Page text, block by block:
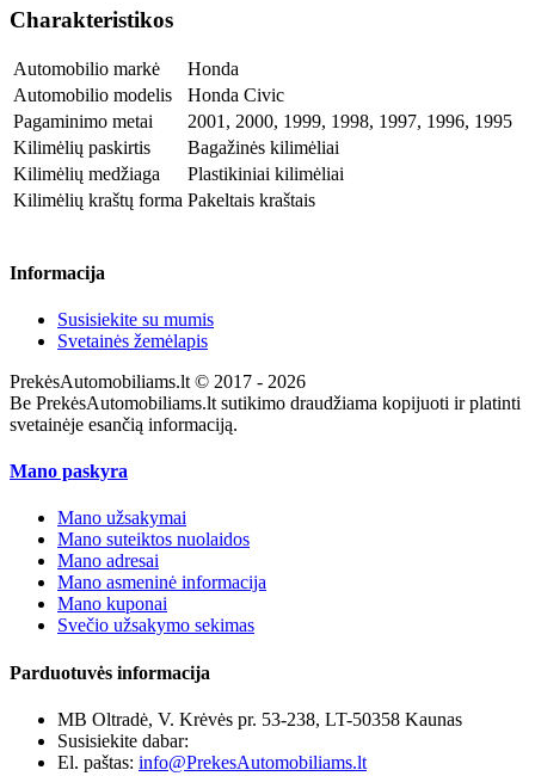
Charakteristikos
Automobilio markė
Honda
Automobilio modelis
Honda Civic
Pagaminimo metai
2001, 2000, 1999, 1998, 1997, 1996, 1995
Kilimėlių paskirtis
Bagažinės kilimėliai
Kilimėlių medžiaga
Plastikiniai kilimėliai
Kilimėlių kraštų forma Pakeltais kraštais
Informacija
Susisiekite su mumis
Svetainės žemėlapis
PrekėsAutomobiliams.lt © 2017 - 2026
Be PrekėsAutomobiliams.lt sutikimo draudžiama kopijuoti ir platinti
svetainėje esančią informaciją.
Mano paskyra
Mano užsakymai
Mano suteiktos nuolaidos
Mano adresai
Mano asmeninė informacija
Mano kuponai
Svečio užsakymo sekimas
Parduotuvės informacija
MB Oltradė, V. Krėvės pr. 53-238, LT-50358 Kaunas
Susisiekite dabar:
El. paštas: info@PrekesAutomobiliams.lt